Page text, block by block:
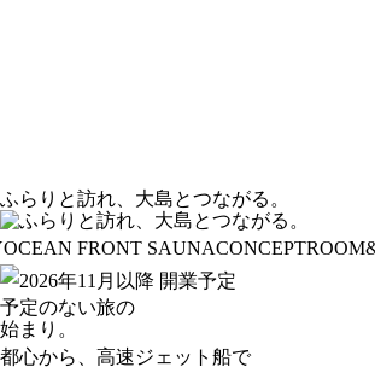
ふらりと訪れ、 大島とつながる。
FRONT SAUNACONCEPT
予定のない旅の
始まり。
都心から、高速ジェット船で